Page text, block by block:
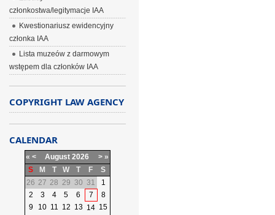
członkostwa/legitymacje IAA
Kwestionariusz ewidencyjny
członka IAA
Lista muzeów z darmowym
wstępem dla członków IAA
COPYRIGHT LAW AGENCY
CALENDAR
« < August 2026 > »
S
M T W T F
S
26 27 28 29 30 31
1
2
3 4 5 6 7
8
9
10 11 12 13 14 15